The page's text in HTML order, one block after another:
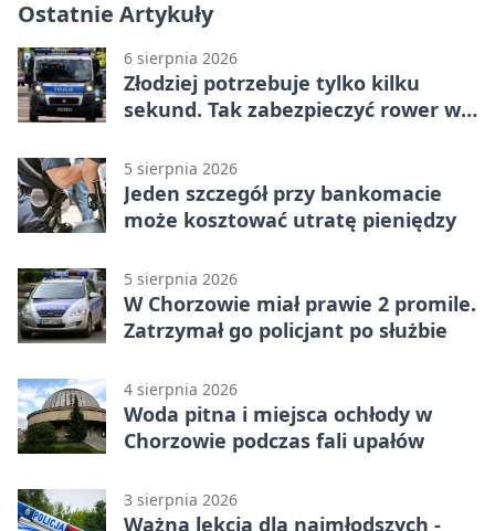
Ostatnie Artykuły
6 sierpnia 2026
Złodziej potrzebuje tylko kilku
sekund. Tak zabezpieczyć rower w
5 sierpnia 2026
Jeden szczegół przy bankomacie
może kosztować utratę pieniędzy
5 sierpnia 2026
W Chorzowie miał prawie 2 promile.
Zatrzymał go policjant po służbie
4 sierpnia 2026
Woda pitna i miejsca ochłody w
Chorzowie podczas fali upałów
3 sierpnia 2026
Ważna lekcja dla najmłodszych -